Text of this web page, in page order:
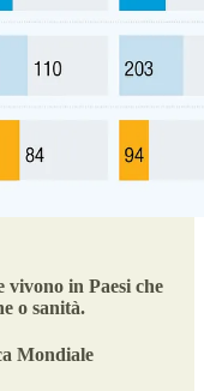
in Paesi che
o sanità.
Mondiale